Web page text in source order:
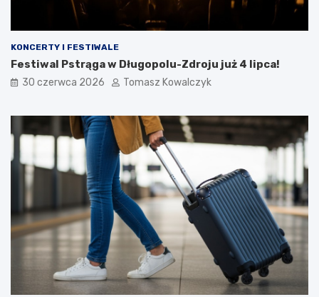
KONCERTY I FESTIWALE
Festiwal Pstrąga w Długopolu-Zdroju już 4 lipca!
30 czerwca 2026 Tomasz Kowalczyk